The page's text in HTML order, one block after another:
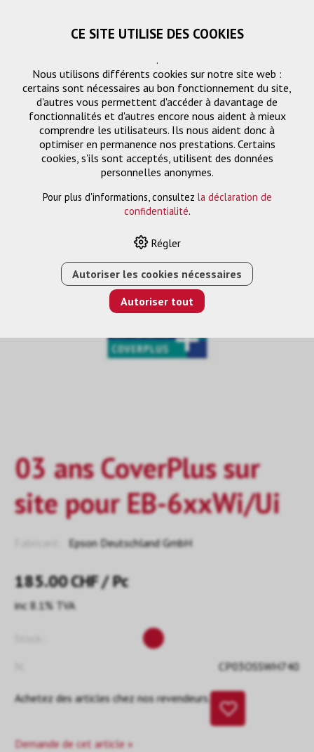
03 ANS COVERPLUS SUR SITE POUR EB-
03 ans CoverPlus sur
site pour EB-6xxWi/Ui
Epson Deutschland GmbH
185.00CHF/ Pc
inc 8.1% TVA
CP03OSSWH740
Achetez des articles chez nos revendeurs.
Demande de cet article »
CE SITE UTILISE DES COOKIES
.
Nous utilisons différents cookies sur notre site web :
certains sont nécessaires au bon fonctionnement du site,
d'autres vous permettent d'accéder à davantage de
fonctionnalités et d'autres encore nous aident à mieux
comprendre les utilisateurs. Ils nous aident donc à
optimiser en permanence nos prestations. Certains
cookies, s'ils sont acceptés, utilisent des données
personnelles anonymes.
Pour plus d'informations, consultez la déclaration de
confidentialité.
Régler
Autoriser les cookies nécessaires
Autoriser tout